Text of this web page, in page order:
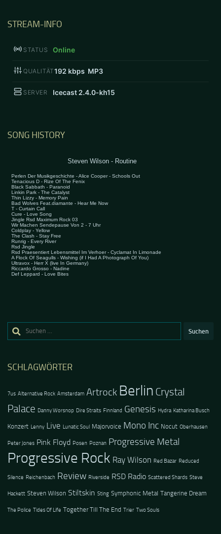
STREAM-INFO
STATUS Online
QUALITÄT192 kbps MP3
SERVER Icecast 2.4.0-kh15
SONG HISTORY
Suchen
SCHLAGWÖRTER
7us Alternative Rock Amsterdam Artrock Berlin Crystal
Palace Danny Worsnop Dire Straits Finnland Genesis Hydra Katharina Busch
Konzert Lenny Live Lunatic Soul Majorvoice Mono Inc Nocut Oberhausen
Peter Jones Pink Floyd Posen Poznan Progressive Metal
Progressive Rock Ray Wilson Red Bazar Reduced
Silence Reichenbach Review Riverside RSD Radio Scattered Shards Steve
Hackett Steven Wilson Stiltskin Sting Symphonic Metal Tangerine Dream
The Police Tides Of Life Together Till The End Trier Two Souls